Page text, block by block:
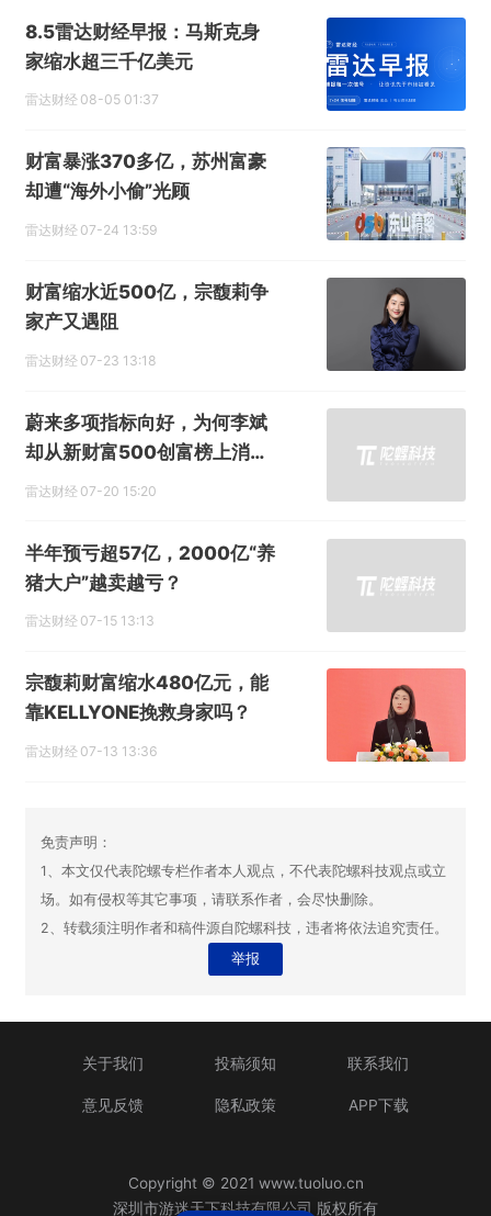
8.5雷达财经早报：马斯克身
家缩水超三千亿美元
雷达财经 08-05 01:37
财富暴涨370多亿，苏州富豪
却遭“海外小偷”光顾
雷达财经 07-24 13:59
财富缩水近500亿，宗馥莉争
家产又遇阻
雷达财经 07-23 13:18
蔚来多项指标向好，为何李斌
却从新财富500创富榜上消失
了？
雷达财经 07-20 15:20
半年预亏超57亿，2000亿“养
猪大户”越卖越亏？
雷达财经 07-15 13:13
宗馥莉财富缩水480亿元，能
靠KELLYONE挽救身家吗？
雷达财经 07-13 13:36
免责声明：
1、本文仅代表陀螺专栏作者本人观点，不代表陀螺科技观点或立
场。如有侵权等其它事项，请联系作者，会尽快删除。
2、转载须注明作者和稿件源自陀螺科技，违者将依法追究责任。
举报
关于我们 投稿须知 联系我们
意见反馈 隐私政策 APP下载
Copyright © 2021 www.tuoluo.cn
深圳市游迷天下科技有限公司 版权所有